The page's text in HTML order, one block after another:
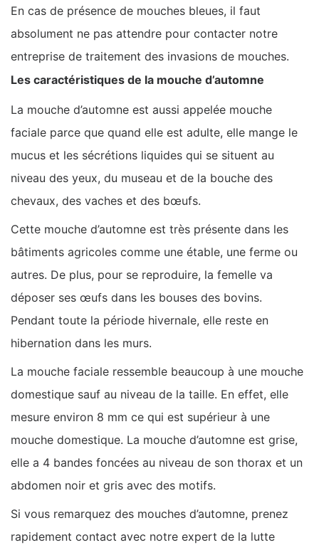
En cas de présence de mouches bleues, il faut
absolument ne pas attendre pour contacter notre
entreprise de traitement des invasions de mouches.
Les caractéristiques de la mouche d’automne
La mouche d’automne est aussi appelée mouche
faciale parce que quand elle est adulte, elle mange le
mucus et les sécrétions liquides qui se situent au
niveau des yeux, du museau et de la bouche des
chevaux, des vaches et des bœufs.
Cette mouche d’automne est très présente dans les
bâtiments agricoles comme une étable, une ferme ou
autres. De plus, pour se reproduire, la femelle va
déposer ses œufs dans les bouses des bovins.
Pendant toute la période hivernale, elle reste en
hibernation dans les murs.
La mouche faciale ressemble beaucoup à une mouche
domestique sauf au niveau de la taille. En effet, elle
mesure environ 8 mm ce qui est supérieur à une
mouche domestique. La mouche d’automne est grise,
elle a 4 bandes foncées au niveau de son thorax et un
abdomen noir et gris avec des motifs.
Si vous remarquez des mouches d’automne, prenez
rapidement contact avec notre expert de la lutte